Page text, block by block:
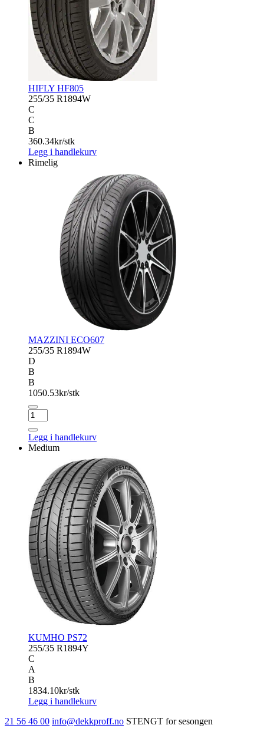
HIFLY HF805
255/35 R1894W
C
C
B
360.34kr/stk
Legg i handlekurv
Rimelig
MAZZINI ECO607
255/35 R1894W
D
B
B
1050.53kr/stk
MAZZINI
ECO607
antall
Legg i handlekurv
Medium
KUMHO PS72
255/35 R1894Y
C
A
B
1834.10kr/stk
Legg i handlekurv
21 56 46 00 info@dekkproff.no STENGT for sesongen